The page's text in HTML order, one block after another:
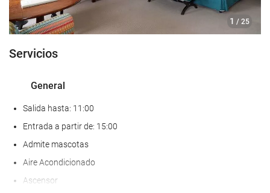
1 / 25
Servicios
General
Salida hasta: 11:00
Entrada a partir de: 15:00
Admite mascotas
Aire Acondicionado
Ascensor